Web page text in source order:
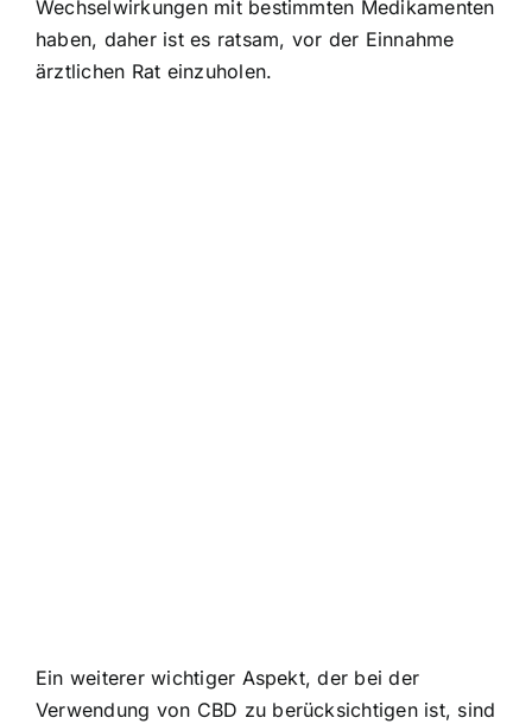
Wechselwirkungen mit bestimmten Medikamenten
haben, daher ist es ratsam, vor der Einnahme
ärztlichen Rat einzuholen.
Ein weiterer wichtiger Aspekt, der bei der
Verwendung von CBD zu berücksichtigen ist, sind